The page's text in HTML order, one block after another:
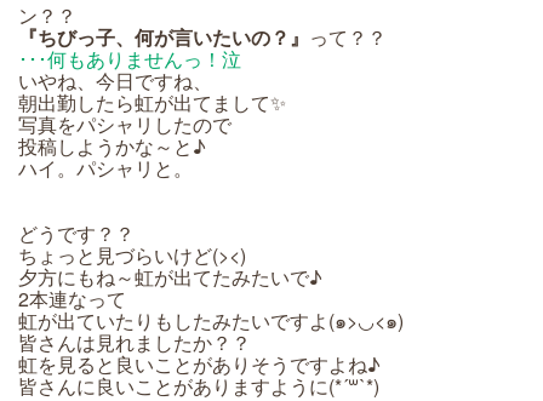
ン？？
『ちびっ子、何が言いたいの？』 って？？
･･･何もありませんっ！泣
いやね、今日ですね、
朝出勤したら虹が出てまして✨
写真をパシャリしたので
投稿しようかな～と♪
ハイ。パシャリと。
どうです？？
ちょっと見づらいけど(><)
夕方にもね～虹が出てたみたいで♪
2本連なって
虹が出ていたりもしたみたいですよ(๑>◡<๑)
皆さんは見れましたか？？
虹を見ると良いことがありそうですよね♪
皆さんに良いことがありますように(*´꒳`*)